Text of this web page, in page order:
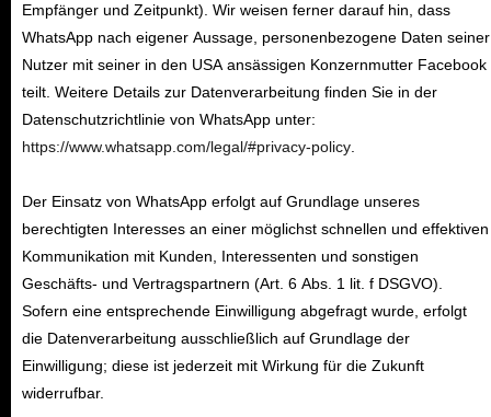
Empfänger und Zeitpunkt). Wir weisen ferner darauf hin, dass
WhatsApp nach eigener Aussage, personenbezogene Daten seiner
Nutzer mit seiner in den USA ansässigen Konzernmutter Facebook
teilt. Weitere Details zur Datenverarbeitung finden Sie in der
Datenschutzrichtlinie von WhatsApp unter:
https://www.whatsapp.com/legal/#privacy-policy
Der Einsatz von WhatsApp erfolgt auf Grundlage unseres
berechtigten Interesses an einer möglichst schnellen und effektiven
Kommunikation mit Kunden, Interessenten und sonstigen
Geschäfts- und Vertragspartnern (Art. 6 Abs. 1 lit. f DSGVO).
Sofern eine entsprechende Einwilligung abgefragt wurde, erfolgt
die Datenverarbeitung ausschließlich auf Grundlage der
Einwilligung; diese ist jederzeit mit Wirkung für die Zukunft
widerrufbar.